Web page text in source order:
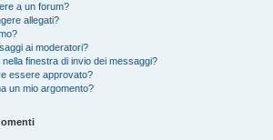
a un forum?
allegati?
ai moderatori?
nella finestra di invio dei messaggi?
essere approvato?
un mio argomento?